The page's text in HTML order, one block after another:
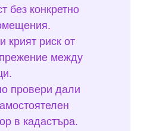
без конкретно
крият риск от
между
провери дали
в кадастъра.